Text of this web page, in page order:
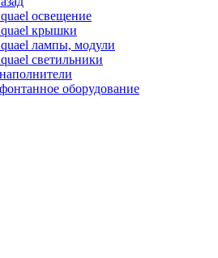
освещение
крышки
лампы, модули
светильники
оборудование